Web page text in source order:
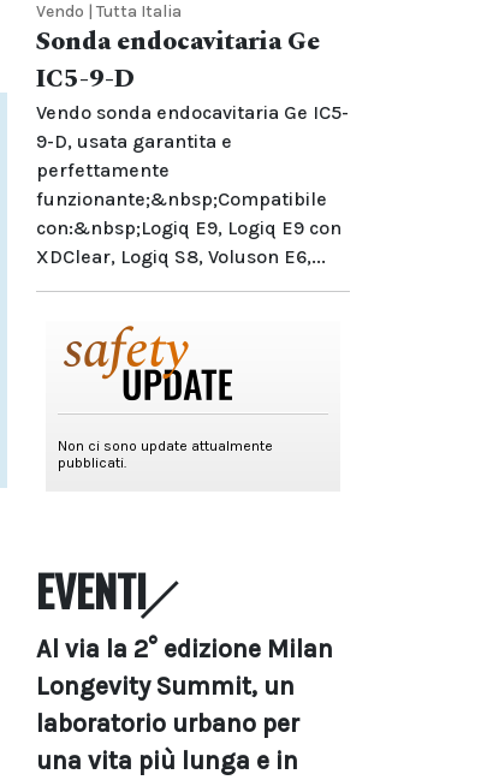
Vendo | Tutta Italia
Sonda endocavitaria Ge
IC5-9-D
Vendo sonda endocavitaria Ge IC5-
9-D, usata garantita e
perfettamente
funzionante;&nbsp;Compatibile
con:&nbsp;Logiq E9, Logiq E9 con
XDClear, Logiq S8, Voluson E6,...
EVENTI
Al via la 2° edizione Milan
Longevity Summit, un
laboratorio urbano per
una vita più lunga e in